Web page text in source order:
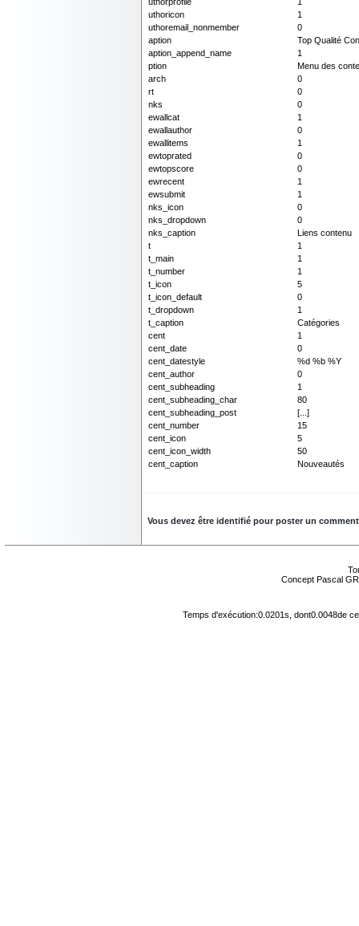
uthoricon
1
uthoremail_nonmember
0
aption
Top Qualité
aption_append_name
1
ption
Menu des
arch
0
rt
0
nks
0
ewallcat
1
ewallauthor
0
ewallitems
1
ewtoprated
0
ewtopscore
0
ewrecent
1
ewsubmit
1
nks_icon
0
nks_dropdown
0
nks_caption
Liens contenu
t
1
t_main
1
t_number
1
t_icon
5
t_icon_default
0
t_dropdown
1
t_caption
Catégories
cent
1
cent_date
0
cent_datestyle
%d %b %Y
cent_author
0
cent_subheading
1
cent_subheading_char
80
cent_subheading_post
[...]
cent_number
15
cent_icon
5
cent_icon_width
50
cent_caption
Nouveautés
Vous devez être identifié pour poster un
Concept Pascal
Temps d'exécution:0.0201s, dont0.0048de